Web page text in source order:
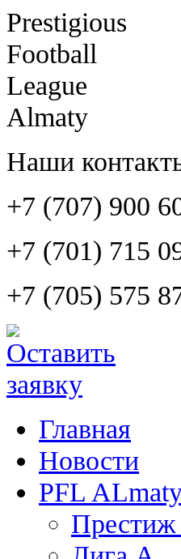
Prestigious
Football
League
Almaty
Наши
+7 (707) 900
+7 (701) 715
+7 (705) 575
Главная
Новости
PFL